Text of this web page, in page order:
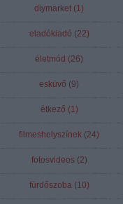
diymarket (1 )
eladókiadó (22)
életmód (26)
esküvő (9)
étkező (1 )
filmeshelyszínek (24)
fotosvideos (2)
fürdőszoba (10)